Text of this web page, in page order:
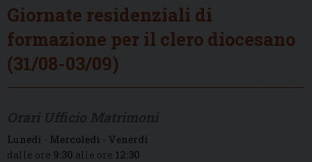
Giornate residenziali di
formazione per il clero diocesano
(31/08-03/09)
Lunedì - Mercoledì - Venerdì
dalle ore 9:30 alle ore 12:30